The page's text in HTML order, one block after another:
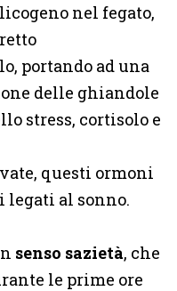
nel fegato,
portando ad una
delle ghiandole
stress, cortisolo e
questi ormoni
legati al sonno.
senso sazietà, che
le prime ore